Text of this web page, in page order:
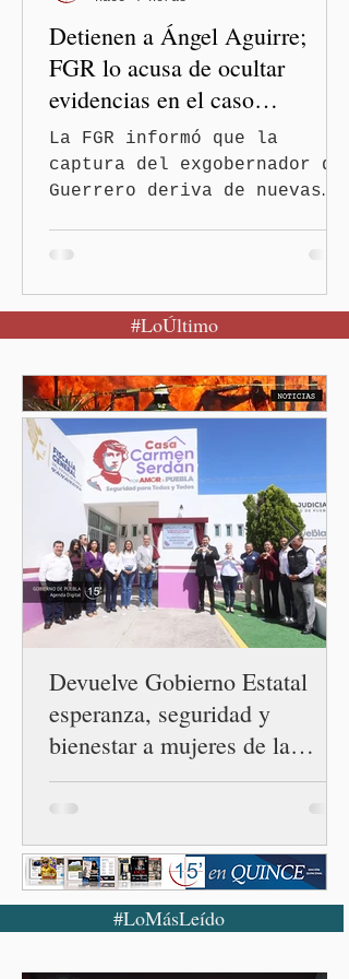
Detienen a Ángel Aguirre;
FGR lo acusa de ocultar
evidencias en el caso
Ayotzinapa
La FGR informó que la
captura del exgobernador de
Guerrero deriva de nuevas
México. (Quinceminutos.MX).
—La Fiscalía General de la
este jueves la detención
del exgobernador de
Guerrero, Ángel "N", por su
presunta participación en
el ocultamiento de
evidencias relacionadas con
la desaparición de los 43
estudiantes de la Escuela
Normal Rural "Raúl Isidro
Burgos" de Ayotzinapa. A
#LoÚltimo
Devuelve Gobierno Estatal
esperanza, seguridad y
bienestar a mujeres de la
periferia urbana
#LoMásLeído